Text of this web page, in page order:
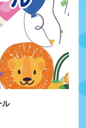
ル